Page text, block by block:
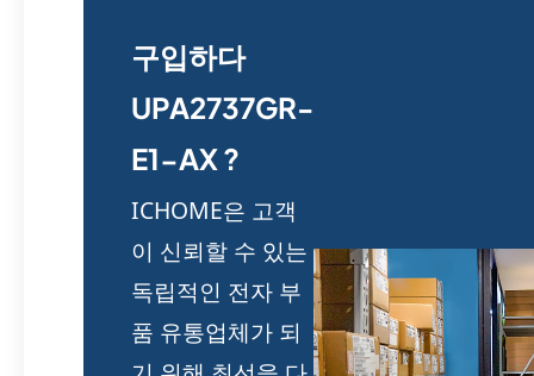
구입하다
UPA2737GR-
E1-AX ?
ICHOME은 고객
이 신뢰할 수 있는
독립적인 전자 부
품 유통업체가 되